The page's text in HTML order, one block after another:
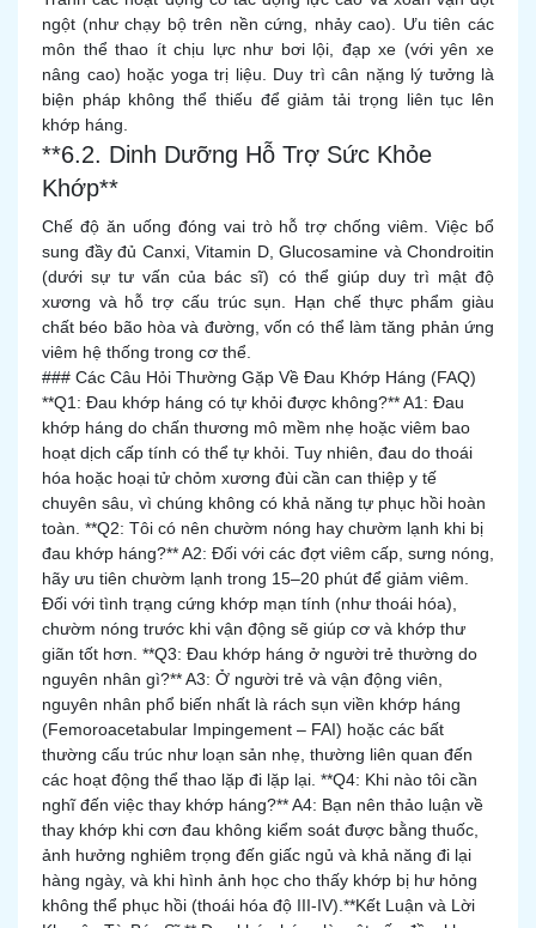
ngột (như chạy bộ trên nền cứng, nhảy cao). Ưu tiên các
môn thể thao ít chịu lực như bơi lội, đạp xe (với yên xe
nâng cao) hoặc yoga trị liệu. Duy trì cân nặng lý tưởng là
biện pháp không thể thiếu để giảm tải trọng liên tục lên
khớp háng.
**6.2. Dinh Dưỡng Hỗ Trợ Sức Khỏe
Khớp**
Chế độ ăn uống đóng vai trò hỗ trợ chống viêm. Việc bổ
sung đầy đủ Canxi, Vitamin D, Glucosamine và Chondroitin
(dưới sự tư vấn của bác sĩ) có thể giúp duy trì mật độ
xương và hỗ trợ cấu trúc sụn. Hạn chế thực phẩm giàu
chất béo bão hòa và đường, vốn có thể làm tăng phản ứng
viêm hệ thống trong cơ thể.
### Các Câu Hỏi Thường Gặp Về Đau Khớp Háng (FAQ)
**Q1: Đau khớp háng có tự khỏi được không?** A1: Đau
khớp háng do chấn thương mô mềm nhẹ hoặc viêm bao
hoạt dịch cấp tính có thể tự khỏi. Tuy nhiên, đau do thoái
hóa hoặc hoại tử chỏm xương đùi cần can thiệp y tế
chuyên sâu, vì chúng không có khả năng tự phục hồi hoàn
toàn. **Q2: Tôi có nên chườm nóng hay chườm lạnh khi bị
đau khớp háng?** A2: Đối với các đợt viêm cấp, sưng nóng,
hãy ưu tiên chườm lạnh trong 15–20 phút để giảm viêm.
Đối với tình trạng cứng khớp mạn tính (như thoái hóa),
chườm nóng trước khi vận động sẽ giúp cơ và khớp thư
giãn tốt hơn. **Q3: Đau khớp háng ở người trẻ thường do
nguyên nhân gì?** A3: Ở người trẻ và vận động viên,
nguyên nhân phổ biến nhất là rách sụn viền khớp háng
(Femoroacetabular Impingement – FAI) hoặc các bất
thường cấu trúc như loạn sản nhẹ, thường liên quan đến
các hoạt động thể thao lặp đi lặp lại. **Q4: Khi nào tôi cần
nghĩ đến việc thay khớp háng?** A4: Bạn nên thảo luận về
thay khớp khi cơn đau không kiểm soát được bằng thuốc,
ảnh hưởng nghiêm trọng đến giấc ngủ và khả năng đi lại
hàng ngày, và khi hình ảnh học cho thấy khớp bị hư hỏng
không thể phục hồi (thoái hóa độ III-IV). **Kết Luận và Lời